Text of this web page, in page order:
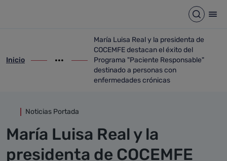
Abrir
ir-a inicio
Inicio
Mostrar opciones del camino de migas
ir-a María Luisa Real y la presidenta de
María Luisa Real y la presidenta de
COCEMFE destacan el éxito del
Programa "Paciente Responsable"
destinado a personas con
enfermedades crónicas
Noticias Portada
María Luisa Real y la
presidenta de COCEMFE